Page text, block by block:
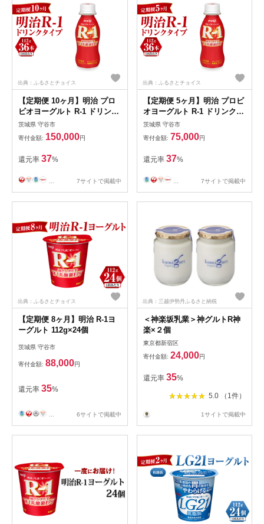
出典：ふるさとチョイス
【定期便 10ヶ月】明治 プロ
ビオヨーグルト R-1 ドリンク
タイプ 112g×36本セット
茨城県 守谷市
寄付金額: 150,000円
還元率 37%
7サイトで掲載中
出典：ふるさとチョイス
【定期便 5ヶ月】明治 プロビ
オヨーグルト R-1 ドリンクタ
イプ 112g×36本セット
茨城県 守谷市
寄付金額: 75,000円
還元率 37%
7サイトで掲載中
出典：ふるさとチョイス
【定期便 8ヶ月】明治 R-1ヨ
ーグルト 112g×24個
茨城県 守谷市
寄付金額: 88,000円
還元率 35%
... 6サイトで掲載中
出典：三越伊勢丹ふるさと納税
＜神楽坂乳業＞神グルトR神
楽×２個
東京都新宿区
寄付金額: 24,000円
還元率 35%
5.0 （1件）
1サイトで掲載中